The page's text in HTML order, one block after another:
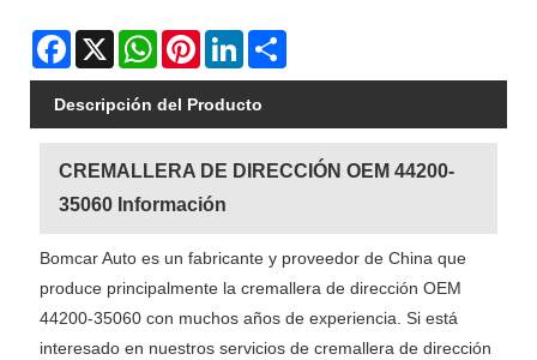
Facebook
X WhatsAppPinterestLinkedIn
Descripción del Producto
CREMALLERA DE DIRECCIÓN OEM 44200-
35060 Información
Bomcar Auto es un fabricante y proveedor de China que
produce principalmente la cremallera de dirección OEM
44200-35060 con muchos años de experiencia. Si está
interesado en nuestros servicios de cremallera de dirección